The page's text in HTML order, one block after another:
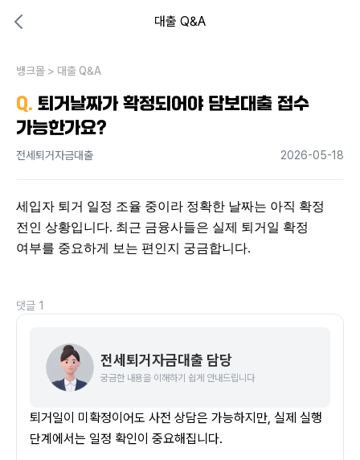
대출 Q&A
내 상황엔 어떤 방법이 있을까?
뱅크몰 > 대출 Q&A
Q. 퇴거날짜가 확정되어야 담보대출 접수
가능한가요?
전세퇴거자금대출 2026-05-18
세입자 퇴거 일정 조율 중이라 정확한 날짜는 아직 확정
전인 상황입니다. 최근 금융사들은 실제 퇴거일 확정
여부를 중요하게 보는 편인지 궁금합니다.
댓글 1
전세퇴거자금대출 담당
궁금한 내용을 이해하기 쉽게 안내드립니다
퇴거일이 미확정이어도 사전 상담은 가능하지만, 실제 실행
단계에서는 일정 확인이 중요해집니다.